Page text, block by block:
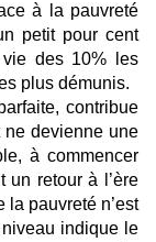
à la pauvreté
petit pour cent
des 10% les
plus démunis.
contribue
ne devienne une
à commencer
un retour à l’ère
la pauvreté n’est
indique le